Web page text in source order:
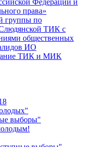
Федерации и
права»
группы по
ТИК с
общественных
ИО
ТИК и МИК
выборы"